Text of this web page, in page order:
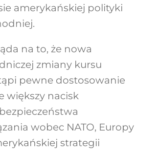
amerykańskiej polityki
na to, że nowa
zmiany kursu
pewne dostosowanie
większy nacisk
wobec NATO, Europy
strategii